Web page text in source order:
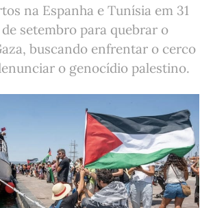
na Espanha e Tunísia em 31
setembro para quebrar o
buscando enfrentar o cerco
o genocídio palestino.